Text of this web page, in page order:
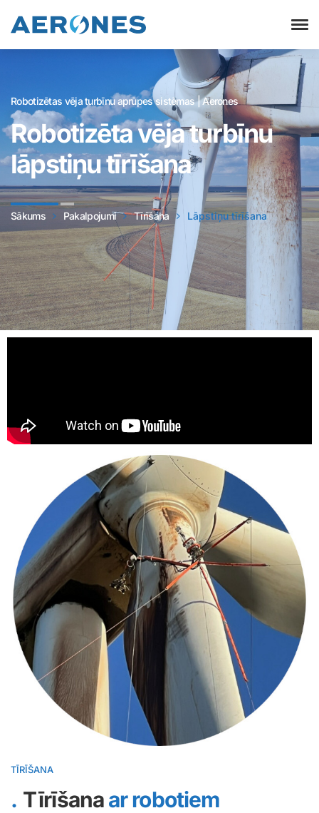
Robotizētas vēja turbīnu aprūpes sistēmas | Aerones
Robotizēta vēja turbīnu
lāpstiņu tīrīšana
Sākums Pakalpojumi Tīrīšana Lāpstiņu tīrīšana
TĪRĪŠANA
Tīrīšanaar robotiem